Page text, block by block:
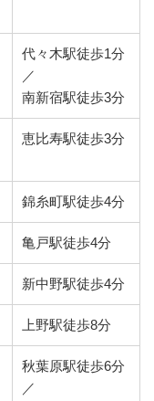
代々木駅徒歩1分
／
南新宿駅徒歩3分
恵比寿駅徒歩3分
錦糸町駅徒歩4分
亀戸駅徒歩4分
新中野駅徒歩4分
上野駅徒歩8分
秋葉原駅徒歩6分
／